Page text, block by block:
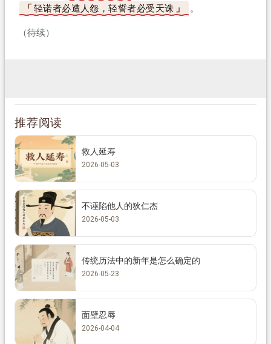
轻诺者必遭人怨，轻誓者必受天诛
。
（待续）
推荐阅读
救人延寿
2026-05-03
不诬陷他人的狄仁杰
2026-05-03
传统历法中的新年是怎么确定的
2026-05-23
面壁忍辱
2026-04-04